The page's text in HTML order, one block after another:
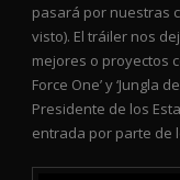
pasará por nuestras
visto). El tráiler nos
mejores o proyectos
Force One’ y ‘Jungla
Presidente de los
entrada por parte de